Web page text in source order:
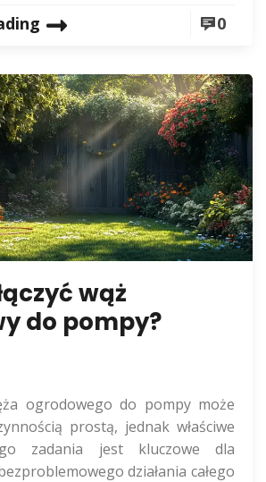
0
wąż
do pompy?
ogrodowego do pompy może
prostą, jednak właściwe
zadania jest kluczowe dla
działania całego